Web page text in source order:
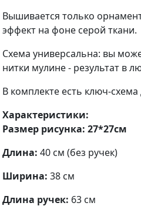
Вышивается только
эффект на фоне серой ткани.
Схема универсальна: вы
нитки мулине - результат в
В комплекте есть ключ-
Характеристики:
Размер рисунка: 27*27см
Длина: 40 см (без ручек)
Ширина: 38 см
Длина ручек: 63 см